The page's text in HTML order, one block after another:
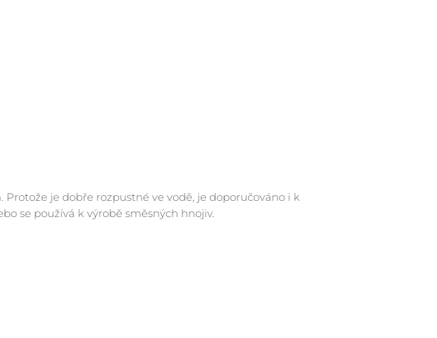
je dobře rozpustné ve vodě, je doporučováno i k
se používá k výrobě směsných hnojiv.